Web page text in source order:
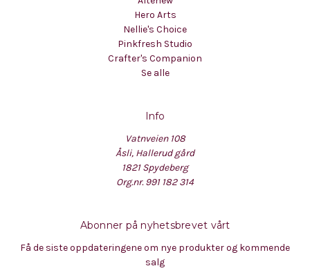
Hero Arts
Nellie's Choice
Pinkfresh Studio
Crafter's Companion
Se alle
Info
Vatnveien 108
Åsli, Hallerud gård
1821 Spydeberg
Org.nr. 991 182 314
Abonner på nyhetsbrevet vårt
Få de siste oppdateringene om nye produkter og kommende
salg